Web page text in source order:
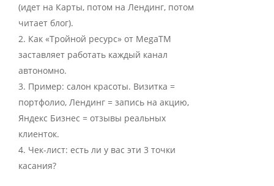
(идет на Карты, потом на Лендинг, потом
читает блог).
Как «Тройной ресурс» от MegaTM
заставляет работать каждый канал
автономно.
Пример: салон красоты. Визитка =
портфолио, Лендинг = запись на акцию,
Яндекс Бизнес = отзывы реальных
клиенток.
Чек-лист: есть ли у вас эти 3 точки
касания?